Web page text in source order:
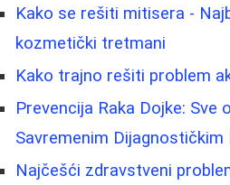
Kako se rešiti mitisera -
kozmetički tretmani
Kako trajno rešiti problem
Prevencija Raka Dojke: Sve
Savremenim
Najčešći zdravstveni